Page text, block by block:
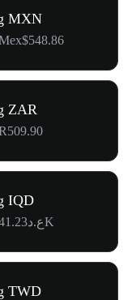
MXN
ZAR
IQD
chuyển đổi 1 HIMSON sang ع.د41.23K
TWD